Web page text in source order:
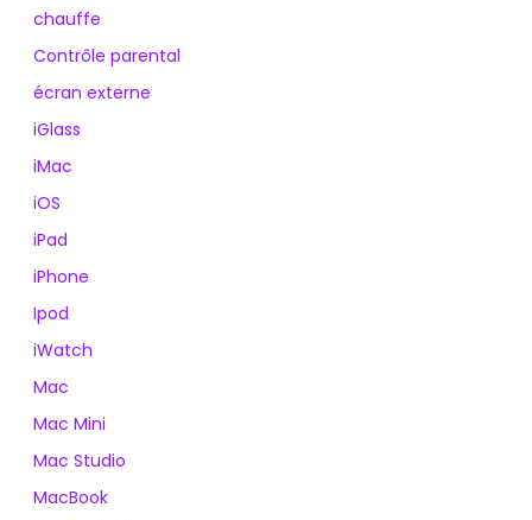
chauffe
Contrôle parental
écran externe
iGlass
iMac
iOS
iPad
iPhone
Ipod
iWatch
Mac
Mac Mini
Mac Studio
MacBook